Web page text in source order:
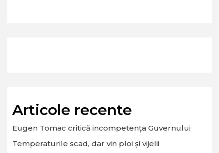
Articole recente
Eugen Tomac critică incompetența Guvernului
Temperaturile scad, dar vin ploi și vijelii